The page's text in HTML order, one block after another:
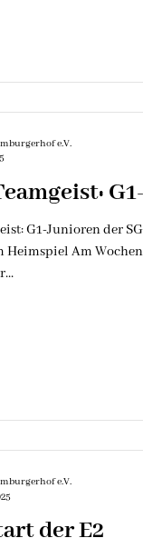
G1-Junioren der
​Am
e.V.
der E2
e.V.